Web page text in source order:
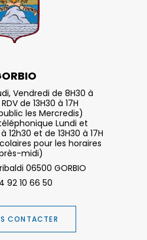
Vendredi de 8H30 à
de 13H30 à 17H
les Mercredis)
Lundi et
12h30 et de 13H30 à 17H
pour les horaires
midi)
06500 GORBIO
92 10 66 50
CONTACTER